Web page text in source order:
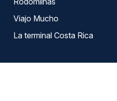
Viajo Mucho
La terminal Costa Rica